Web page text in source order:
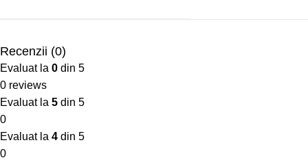
Recenzii (0)
Evaluat la 0 din 5
0 reviews
Evaluat la 5 din 5
0
Evaluat la 4 din 5
0